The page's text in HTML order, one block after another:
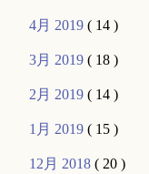
4月 2019( 14 )
3月 2019( 18 )
2月 2019( 14 )
1月 2019( 15 )
12月 2018( 20 )